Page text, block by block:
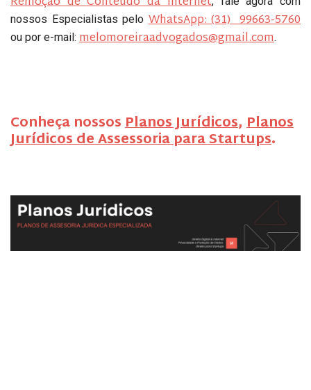
nossos Especialistas pelo WhatsApp: (31) 99663-5760
ou por e-mail: melomoreiraadvogados@gmail.com.
Conheça nossosPlanos Jurídicos, Planos
Jurídicos de Assessoria para Startups.